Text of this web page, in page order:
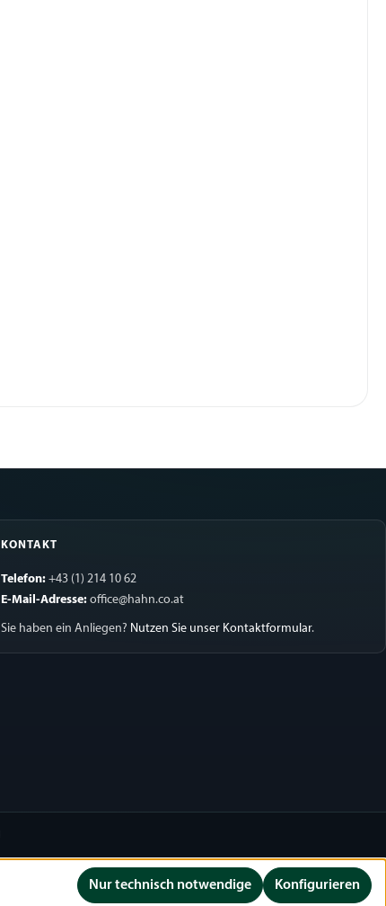
KONTAKT
Telefon: +43 (1) 214 10 62
E-Mail-Adresse: office@hahn.co.at
Sie haben ein Anliegen? Nutzen Sie unser Kontaktformular.
Nur technisch notwendige Konfigurieren